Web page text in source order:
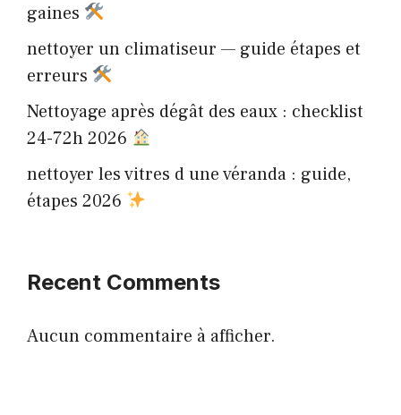
gaines
nettoyer un climatiseur — guide étapes et
erreurs
Nettoyage après dégât des eaux : checklist
24-72h 2026
nettoyer les vitres d une véranda : guide,
étapes 2026
Recent Comments
Aucun commentaire à afficher.